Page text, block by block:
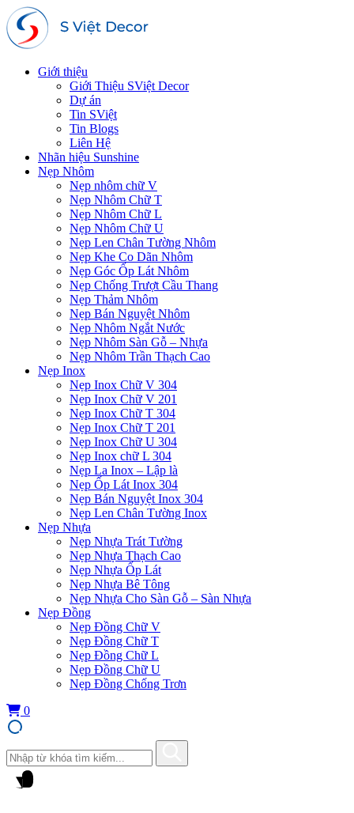
Giới thiệu
Giới Thiệu SViệt Decor
Dự án
Tin SViệt
Tin Blogs
Liên Hệ
Nhãn hiệu Sunshine
Nẹp Nhôm
Nẹp nhôm chữ V
Nẹp Nhôm Chữ T
Nẹp Nhôm Chữ L
Nẹp Nhôm Chữ U
Nẹp Len Chân Tường Nhôm
Nẹp Khe Co Dãn Nhôm
Nẹp Góc Ốp Lát Nhôm
Nẹp Chống Trượt Cầu Thang
Nẹp Thảm Nhôm
Nẹp Bán Nguyệt Nhôm
Nẹp Nhôm Ngắt Nước
Nẹp Nhôm Sàn Gỗ – Nhựa
Nẹp Nhôm Trần Thạch Cao
Nẹp Inox
Nẹp Inox Chữ V 304
Nẹp Inox Chữ V 201
Nẹp Inox Chữ T 304
Nẹp Inox Chữ T 201
Nẹp Inox Chữ U 304
Nẹp Inox chữ L 304
Nẹp La Inox – Lập là
Nẹp Ốp Lát Inox 304
Nẹp Bán Nguyệt Inox 304
Nẹp Len Chân Tường Inox
Nẹp Nhựa
Nẹp Nhựa Trát Tường
Nẹp Nhựa Thạch Cao
Nẹp Nhựa Ốp Lát
Nẹp Nhựa Bê Tông
Nẹp Nhựa Cho Sàn Gỗ – Sàn Nhựa
Nẹp Đồng
Nẹp Đồng Chữ V
Nẹp Đồng Chữ T
Nẹp Đồng Chữ L
Nẹp Đồng Chữ U
Nẹp Đồng Chống Trơn
0